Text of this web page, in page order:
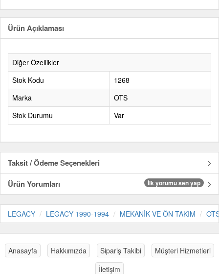
Ürün Açıklaması
Diğer Özellikler
Stok Kodu
1268
Marka
OTS
Stok Durumu
Var
Taksit / Ödeme Seçenekleri
Ürün Yorumları
İlk yorumu sen yap
LEGACY LEGACY 1990-1994 MEKANİK VE ÖN TAKIM
Anasayfa Hakkımızda Sipariş Takibi
Müşteri Hizmetleri
İletişim